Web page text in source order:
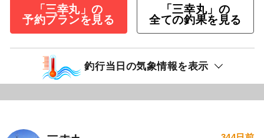
「三幸丸」の
予約プランを見る
「三幸丸」の
全ての釣果を見る
釣行当日の気象情報を表示